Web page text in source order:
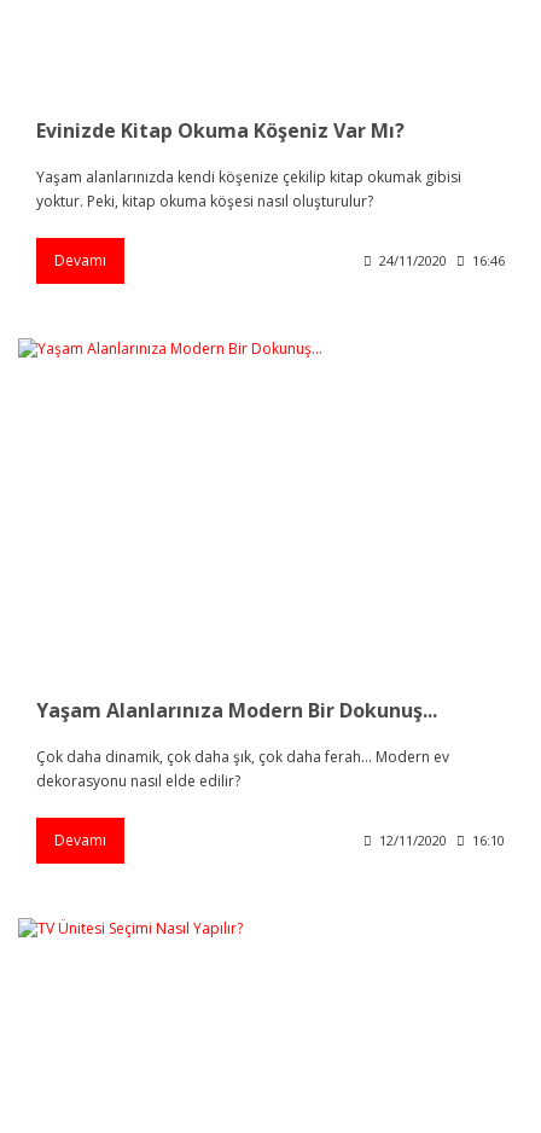
Evinizde Kitap Okuma Köşeniz Var Mı?
Yaşam alanlarınızda kendi köşenize çekilip kitap okumak gibisi
yoktur. Peki, kitap okuma köşesi nasıl oluşturulur?
Devamı 24/11/2020 16:46
Yaşam Alanlarınıza Modern Bir Dokunuş...
Çok daha dinamik, çok daha şık, çok daha ferah... Modern ev
dekorasyonu nasıl elde edilir?
Devamı 12/11/2020 16:10